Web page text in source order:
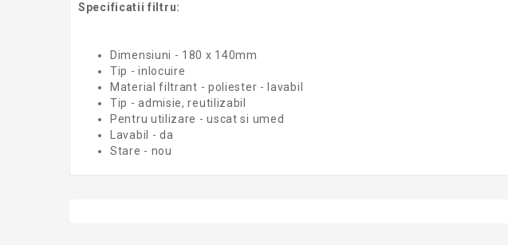
Specificatii filtru:
Dimensiuni - 180 x 140mm
Tip - inlocuire
Material filtrant - poliester - lavabil
Tip - admisie, reutilizabil
Pentru utilizare - uscat si umed
Lavabil - da
Stare - nou